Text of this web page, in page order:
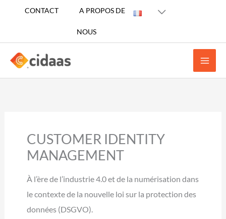
CONTACT A PROPOS DE
NOUS
CUSTOMER IDENTITY
MANAGEMENT
À l’ère de l’industrie 4.0 et de la numérisation dans
le contexte de la nouvelle loi sur la protection des
données (DSGVO).